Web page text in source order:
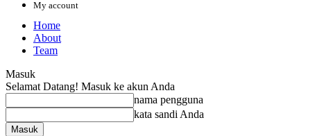
My account
Home
About
Team
Masuk
Selamat Datang! Masuk ke akun Anda
nama pengguna
kata sandi Anda